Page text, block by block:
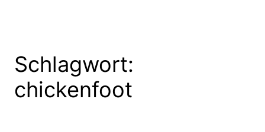
Schlagwort:
chickenfoot